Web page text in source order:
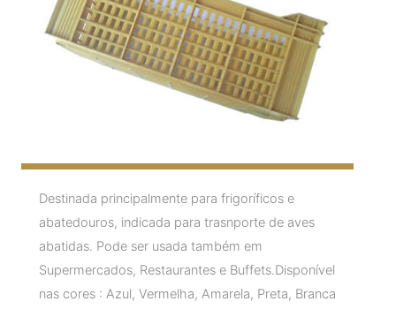
Destinada principalmente para frigoríficos e
abatedouros, indicada para trasnporte de aves
abatidas. Pode ser usada também em
Supermercados, Restaurantes e Buffets.Disponível
nas cores : Azul, Vermelha, Amarela, Preta, Branca